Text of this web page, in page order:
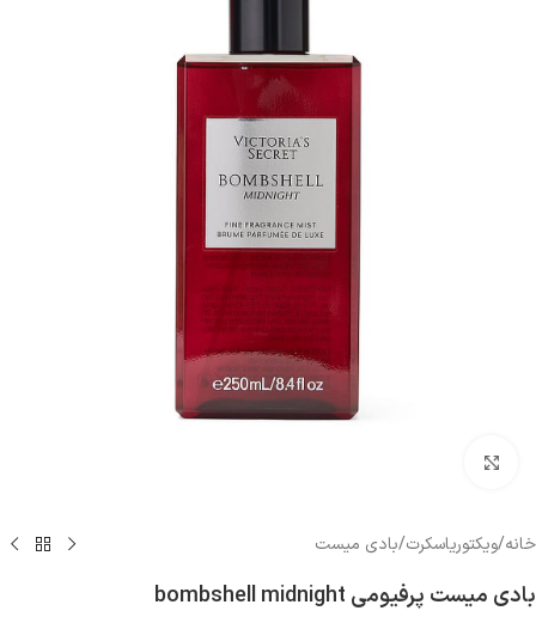
خانه/ویکتوریاسکرت/بادی میست
بادی میست پرفیومی bombshell midnight